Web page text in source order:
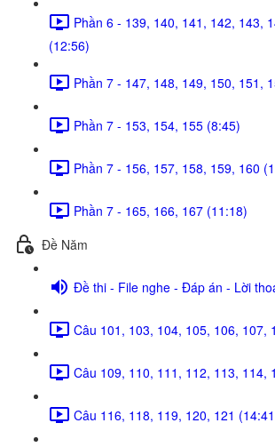
Phần 6 - 139, 140, 141, 142, 143,
(12:56)
Phần 7 - 147, 148, 149, 150, 151,
Phần 7 - 153, 154, 155 (8:45)
Phần 7 - 156, 157, 158, 159, 160
Phần 7 - 165, 166, 167 (11:18)
Đề Năm
Đề thi - File nghe - Đáp án - Lời
Câu 101, 103, 104, 105, 106, 107,
Câu 109, 110, 111, 112, 113, 114,
Câu 116, 118, 119, 120, 121